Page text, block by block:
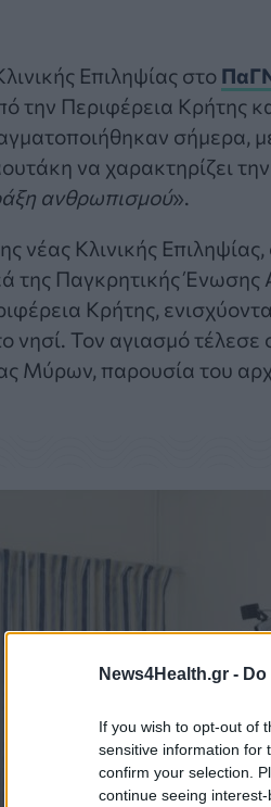
News4Health.gr -
If you wish to opt-out of
sensitive information for
confirm your selection.
continue seeing
Επιληψίας στο
την Περιφέρεια Κρήτης
σήμερα,
να χαρακτηρίζει
ανθρωπισμού».
νέας Κλινικής
της Παγκρητικής Ένωσης
Κρήτης,
νησί. Τον αγιασμό
Μύρων, παρουσία του